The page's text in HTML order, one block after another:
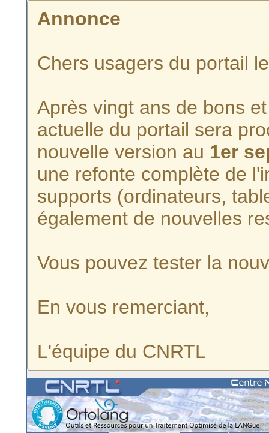
Annonce
Chers usagers du portail
Après vingt ans de bons
actuelle du portail sera
nouvelle version au 1er
une refonte complète de
supports (ordinateurs,
également de nouvelles
Vous pouvez tester la
En vous remerciant,
L'équipe du CNRTL